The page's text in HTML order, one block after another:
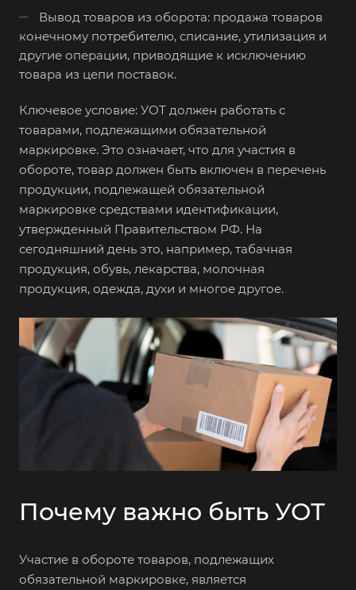
Вывод товаров из оборота: продажа товаров
конечному потребителю, списание, утилизация и
другие операции, приводящие к исключению
товара из цепи поставок.
Ключевое условие: УОТ должен работать с
товарами, подлежащими обязательной
маркировке. Это означает, что для участия в
обороте, товар должен быть включен в перечень
продукции, подлежащей обязательной
маркировке средствами идентификации,
утвержденный Правительством РФ. На
сегодняшний день это, например, табачная
продукция, обувь, лекарства, молочная
продукция, одежда, духи и многое другое.
Почему важно быть УОТ
Участие в обороте товаров, подлежащих
обязательной маркировке, является